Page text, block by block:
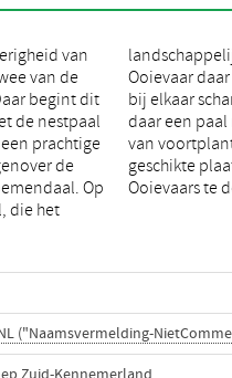
van
van de
begint dit
de nestpaal
prachtige
de
Op
die het
de
zijn kostje
zet om juist
Het symbool
een eigen
jonge
Ooievaars te
NL ("Naamsvermelding-